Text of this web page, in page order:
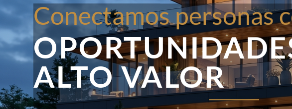
Conectamos personas
ALTO VALOR